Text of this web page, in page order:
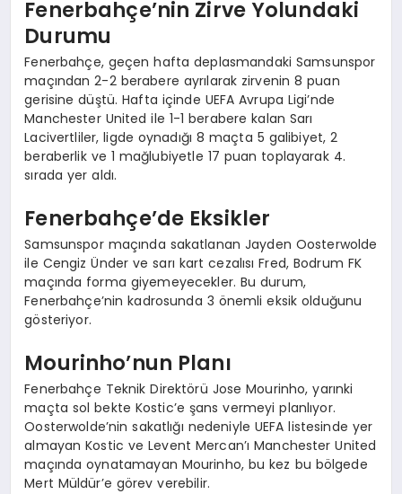
Fenerbahçe’nin Zirve Yolundaki
Durumu
Fenerbahçe, geçen hafta deplasmandaki Samsunspor
maçından 2-2 berabere ayrılarak zirvenin 8 puan
gerisine düştü. Hafta içinde UEFA Avrupa Ligi’nde
Manchester United ile 1-1 berabere kalan Sarı
Lacivertliler, ligde oynadığı 8 maçta 5 galibiyet, 2
beraberlik ve 1 mağlubiyetle 17 puan toplayarak 4.
sırada yer aldı.
Fenerbahçe’de Eksikler
Samsunspor maçında sakatlanan Jayden Oosterwolde
ile Cengiz Ünder ve sarı kart cezalısı Fred, Bodrum FK
maçında forma giyemeyecekler. Bu durum,
Fenerbahçe’nin kadrosunda 3 önemli eksik olduğunu
gösteriyor.
Mourinho’nun Planı
Fenerbahçe Teknik Direktörü Jose Mourinho, yarınki
maçta sol bekte Kostic’e şans vermeyi planlıyor.
Oosterwolde’nin sakatlığı nedeniyle UEFA listesinde yer
almayan Kostic ve Levent Mercan’ı Manchester United
maçında oynatamayan Mourinho, bu kez bu bölgede
Mert Müldür’e görev verebilir.